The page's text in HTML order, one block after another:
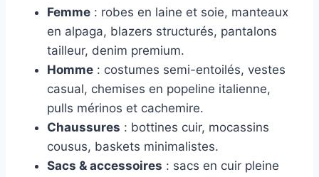
Femme : robes en laine et soie, manteaux
en alpaga, blazers structurés, pantalons
tailleur, denim premium.
Homme : costumes semi-entoilés, vestes
casual, chemises en popeline italienne,
pulls mérinos et cachemire.
Chaussures : bottines cuir, mocassins
cousus, baskets minimalistes.
Sacs & accessoires : sacs en cuir pleine